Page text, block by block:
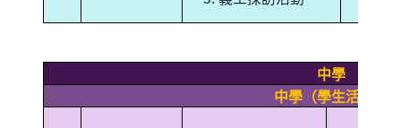
中學
中學（學生活動）